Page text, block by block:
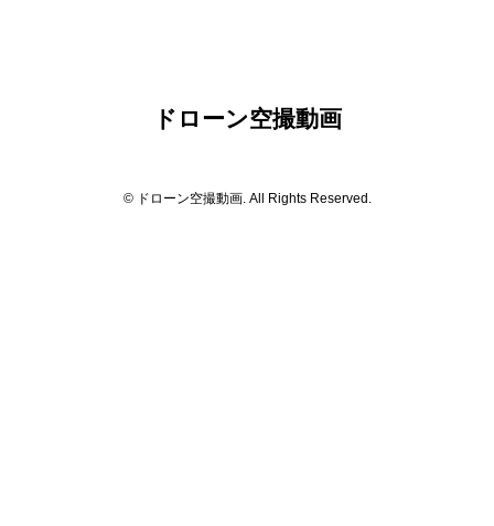
ドローン空撮動画
© ドローン空撮動画. All Rights Reserved.